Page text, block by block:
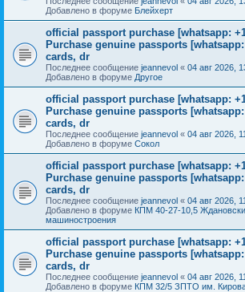
Добавлено в форуме Блейхерт
official passport purchase [whatsapp:
Purchase genuine passports [whatsapp:
cards, dr
Последнее сообщение jeannevol « 04 авг 2026,
Добавлено в форуме Другое
official passport purchase [whatsapp:
Purchase genuine passports [whatsapp:
cards, dr
Последнее сообщение jeannevol « 04 авг 2026,
Добавлено в форуме Сокол
official passport purchase [whatsapp:
Purchase genuine passports [whatsapp:
cards, dr
Последнее сообщение jeannevol « 04 авг 2026,
Добавлено в форуме КПМ 40-27-10,5
машиностроения
official passport purchase [whatsapp:
Purchase genuine passports [whatsapp:
cards, dr
Последнее сообщение jeannevol « 04 авг 2026,
Добавлено в форуме КПМ 32/5 ЗПТО им.